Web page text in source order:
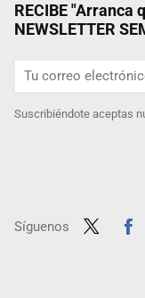
RECIBE "Arranca
NEWSLETTER
Suscribiéndote aceptas
Síguenos